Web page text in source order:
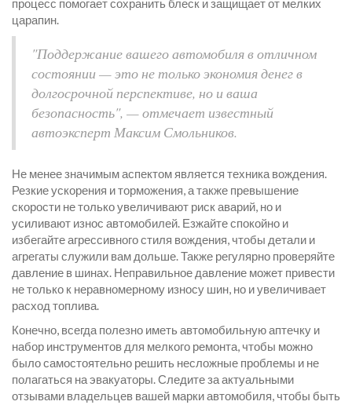
процесс помогает сохранить блеск и защищает от мелких
царапин.
"Поддержание вашего автомобиля в отличном
состоянии — это не только экономия денег в
долгосрочной перспективе, но и ваша
безопасность", — отмечает известный
автоэксперт Максим Смольников.
Не менее значимым аспектом является техника вождения.
Резкие ускорения и торможения, а также превышение
скорости не только увеличивают риск аварий, но и
усиливают износ автомобилей. Езжайте спокойно и
избегайте агрессивного стиля вождения, чтобы детали и
агрегаты служили вам дольше. Также регулярно проверяйте
давление в шинах. Неправильное давление может привести
не только к неравномерному износу шин, но и увеличивает
расход топлива.
Конечно, всегда полезно иметь автомобильную аптечку и
набор инструментов для мелкого ремонта, чтобы можно
было самостоятельно решить несложные проблемы и не
полагаться на эвакуаторы. Следите за актуальными
отзывами владельцев вашей марки автомобиля, чтобы быть